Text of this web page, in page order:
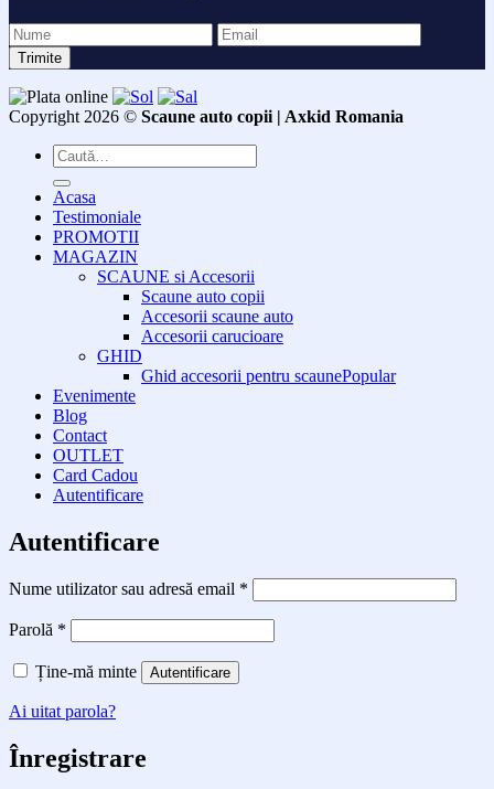
Copyright 2026 © Scaune auto copii | Axkid Romania
Caută
după:
Acasa
Testimoniale
PROMOTII
MAGAZIN
SCAUNE si Accesorii
Scaune auto copii
Accesorii scaune auto
Accesorii carucioare
GHID
Ghid accesorii pentru scaune
Evenimente
Blog
Contact
OUTLET
Card Cadou
Autentificare
Autentificare
Nume utilizator sau adresă email *
Parolă *
Ține-mă minte Autentificare
Ai uitat parola?
Înregistrare